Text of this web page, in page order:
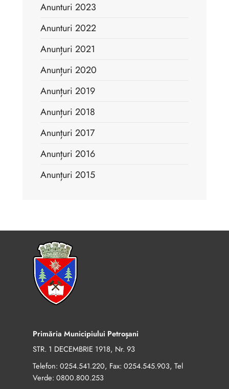
Anunturi 2023
Anunturi 2022
Anunțuri 2021
Anunțuri 2020
Anunțuri 2019
Anunțuri 2018
Anunțuri 2017
Anunțuri 2016
Anunțuri 2015
Primăria Municipiului Petroșani
STR. 1 DECEMBRIE 1918, Nr. 93
Telefon: 0254.541.220, Fax: 0254.545.903, Tel
Verde: 0800.800.253